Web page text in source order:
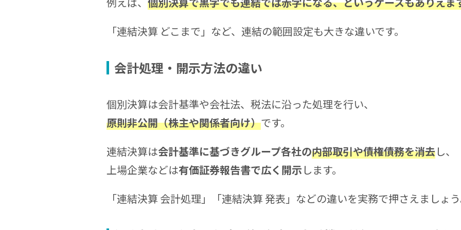
「連結決算 どこまで」など、連結の範囲設定も大きな違いです。
会計処理・開示方法の違い
個別決算は会計基準や会社法、税法に沿った処理を行い、
原則非公開（株主や関係者向け）です。
連結決算は会計基準に基づきグループ各社の内部取引や債権債務を消去し、
上場企業などは有価証券報告書で広く開示 します。
「連結決算 会計処理」「連結決算 発表」などの違いを実務で押さえましょ